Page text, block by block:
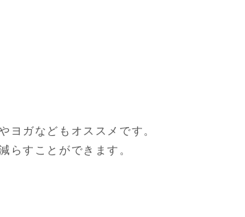
ヨガなどもオススメです。
らすことができます。